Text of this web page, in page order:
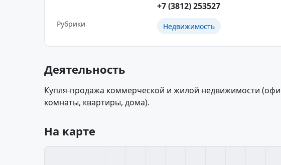
+7 (3812) 253527
Рубрики Недвижимость
Деятельность
Купля-продажа коммерческой и жилой недвижимости
комнаты, квартиры, дома).
На карте